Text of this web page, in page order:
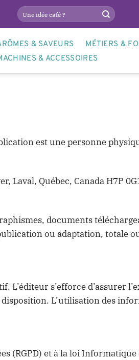
& SAVEURS MÉTIERS &
& ACCESSOIRES
est une personne
Laval, Québec, Canada H7P
documents
ou adaptation, totale
s’efforce d’assurer
L’utilisation des
(RGPD) et à la loi